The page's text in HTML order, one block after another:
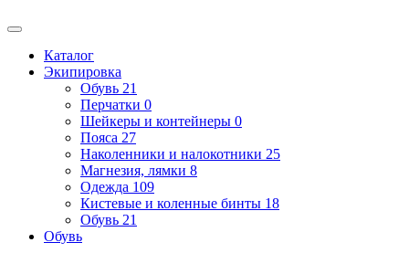
Каталог
Экипировка
Обувь 21
Перчатки 0
Шейкеры и контейнеры 0
Пояса 27
Наколенники и налокотники 25
Магнезия, лямки 8
Одежда 109
Кистевые и коленные бинты 18
Обувь 21
Обувь